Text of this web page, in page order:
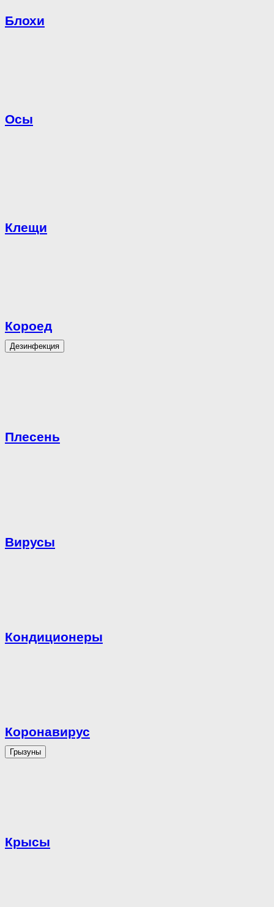
Блохи
Осы
Клещи
Короед
Дезинфекция
Плесень
Вирусы
Кондиционеры
Коронавирус
Грызуны
Крысы